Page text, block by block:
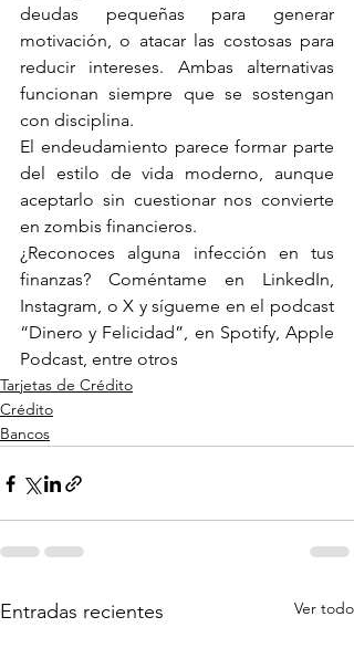
deudas pequeñas para generar
motivación, o atacar las costosas para
reducir intereses. Ambas alternativas
funcionan siempre que se sostengan
con disciplina.
El endeudamiento parece formar parte
del estilo de vida moderno, aunque
aceptarlo sin cuestionar nos convierte
en zombis financieros.
¿Reconoces alguna infección en tus
finanzas? Coméntame en LinkedIn,
Instagram, o X y sígueme en el podcast
“Dinero y Felicidad”, en Spotify, Apple
Podcast, entre otros
Tarjetas de Crédito
Crédito
Bancos
Entradas recientes Ver todo